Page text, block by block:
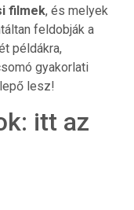
filmek, és melyek
feldobják a
példákra,
gyakorlati
lesz!
itt az